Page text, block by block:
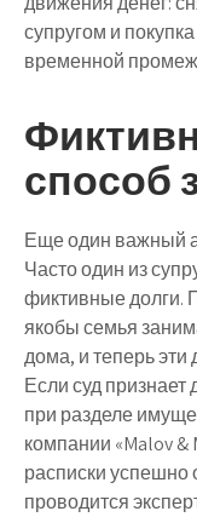
супругом и
временной
способ
Еще один важный
Часто один из
фиктивные долги.
якобы семья
дома, и теперь
Если суд признает
при разделе
компании «Malov &
расписки успешно
проводится